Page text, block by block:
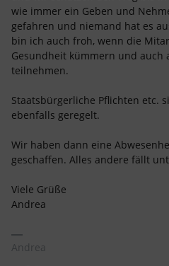
wie immer ein Geben und
gefahren und niemand hat es
bin ich auch froh, wenn die
Gesundheit kümmern und auch
teilnehmen.
Staatsbürgerliche Pflichten etc.
ebenfalls geregelt.
Wir haben dann eine
geschaffen. Alles andere fällt
Viele Grüße
Andrea
Andrea